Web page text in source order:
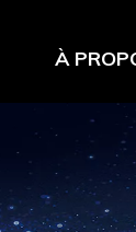
À